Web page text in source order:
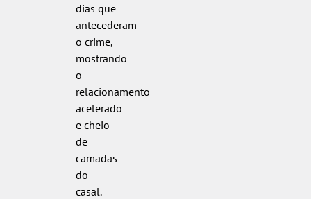
dias que
antecederam
o crime,
mostrando
o
relacionamento
acelerado
e cheio
de
camadas
do
casal.